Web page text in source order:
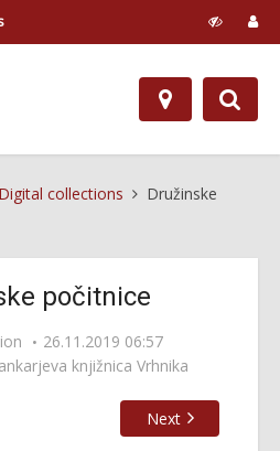
Digital collections
Družinske
počitnice
26.11.2019 06:57
knjižnica Vrhnika
Next